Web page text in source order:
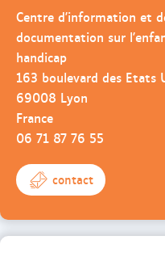
Centre d'information et
documentation sur
handicap
163 boulevard des Etats
69008 Lyon
France
06 71 87 76 55
contact